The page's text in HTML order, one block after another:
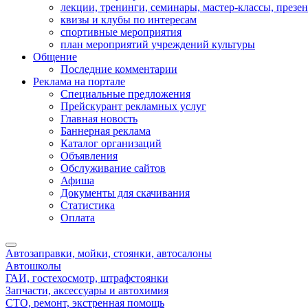
лекции, тренинги, семинары, мастер-классы,
квизы и клубы по интересам
спортивные мероприятия
план мероприятий учреждений культуры
Общение
Последние комментарии
Реклама на портале
Специальные предложения
Прейскурант рекламных услуг
Главная новость
Баннерная реклама
Каталог организаций
Объявления
Обслуживание сайтов
Афиша
Документы для скачивания
Статистика
Оплата
Автозаправки, мойки, стоянки, автосалоны
Автошколы
ГАИ, гостехосмотр, штрафстоянки
Запчасти, аксессуары и автохимия
СТО, ремонт, экстренная помощь